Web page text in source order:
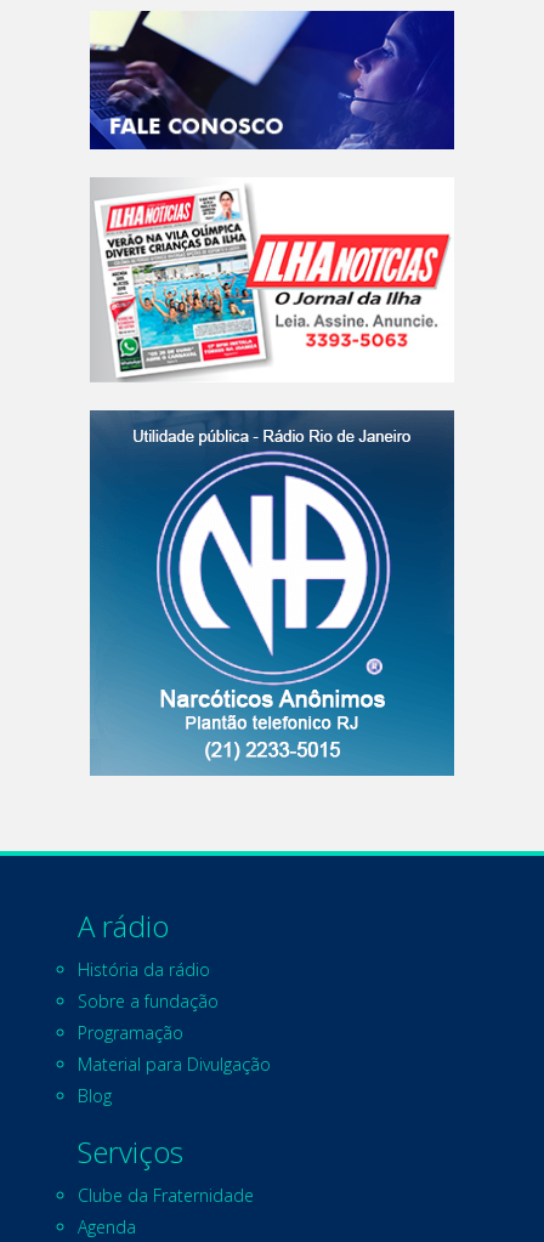
A rádio
História da rádio
Sobre a fundação
Programação
Material para Divulgação
Blog
Serviços
Clube da Fraternidade
Agenda